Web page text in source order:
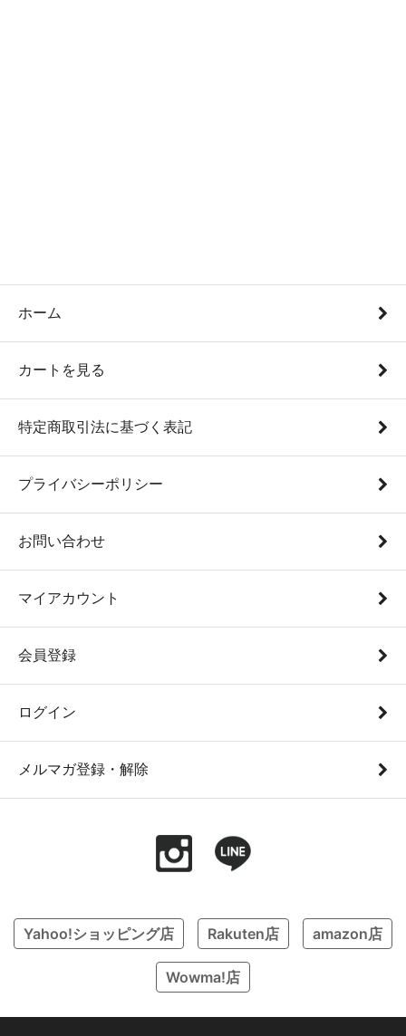
ホーム
カートを見る
特定商取引法に基づく表記
プライバシーポリシー
お問い合わせ
マイアカウント
会員登録
ログイン
メルマガ登録・解除
Yahoo!ショッピング店 Rakuten店 amazon店
Wowma!店